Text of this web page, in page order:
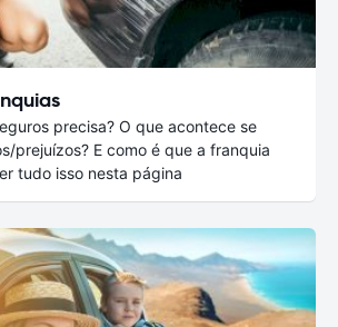
precisa? O que acontece se
prejuízos? E como é que a franquia
tudo isso nesta página